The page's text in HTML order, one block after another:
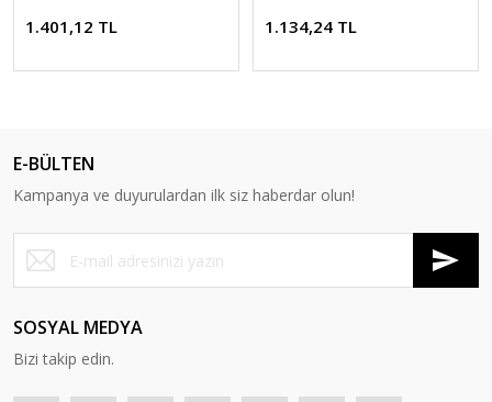
1.401,12 TL 1.134,24 TL
E-BÜLTEN
Kampanya ve duyurulardan ilk siz haberdar olun!
SOSYAL MEDYA
Bizi takip edin.